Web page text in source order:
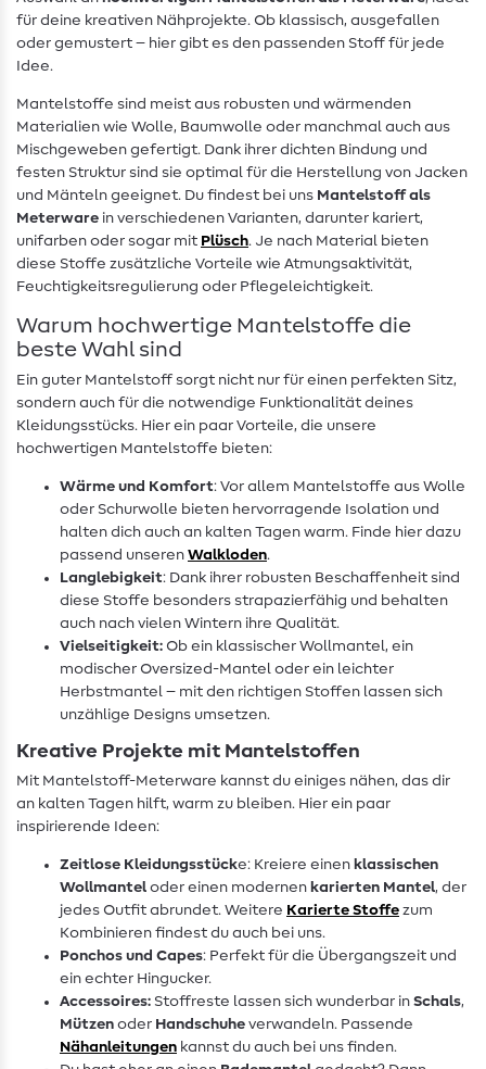
für deine kreativen Nähprojekte. Ob klassisch, ausgefallen
oder gemustert – hier gibt es den passenden Stoff für jede
Idee.
Mantelstoffe sind meist aus robusten und wärmenden
Materialien wie Wolle, Baumwolle oder manchmal auch aus
Mischgeweben gefertigt. Dank ihrer dichten Bindung und
festen Struktur sind sie optimal für die Herstellung von Jacken
und Mänteln geeignet. Du findest bei uns Mantelstoff als
Meterware in verschiedenen Varianten, darunter kariert,
unifarben oder sogar mit Plüsch. Je nach Material bieten
diese Stoffe zusätzliche Vorteile wie Atmungsaktivität,
Feuchtigkeitsregulierung oder Pflegeleichtigkeit.
Warum hochwertige Mantelstoffe die
beste Wahl sind
Ein guter Mantelstoff sorgt nicht nur für einen perfekten Sitz,
sondern auch für die notwendige Funktionalität deines
Kleidungsstücks. Hier ein paar Vorteile, die unsere
hochwertigen Mantelstoffe bieten:
Wärme und Komfort: Vor allem Mantelstoffe aus Wolle
oder Schurwolle bieten hervorragende Isolation und
halten dich auch an kalten Tagen warm. Finde hier dazu
passend unseren Walkloden.
Langlebigkeit: Dank ihrer robusten Beschaffenheit sind
diese Stoffe besonders strapazierfähig und behalten
auch nach vielen Wintern ihre Qualität.
Vielseitigkeit: Ob ein klassischer Wollmantel, ein
modischer Oversized-Mantel oder ein leichter
Herbstmantel – mit den richtigen Stoffen lassen sich
unzählige Designs umsetzen.
Kreative Projekte mit Mantelstoffen
Mit Mantelstoff-Meterware kannst du einiges nähen, das dir
an kalten Tagen hilft, warm zu bleiben. Hier ein paar
inspirierende Ideen:
Zeitlose Kleidungsstücke: Kreiere einen klassischen
Wollmantel oder einen modernen karierten Mantel, der
jedes Outfit abrundet. Weitere Karierte Stoffe zum
Kombinieren findest du auch bei uns.
Ponchos und Capes: Perfekt für die Übergangszeit und
ein echter Hingucker.
Accessoires: Stoffreste lassen sich wunderbar in Schals,
Mützen oder Handschuhe verwandeln. Passende
Nähanleitungen kannst du auch bei uns finden.